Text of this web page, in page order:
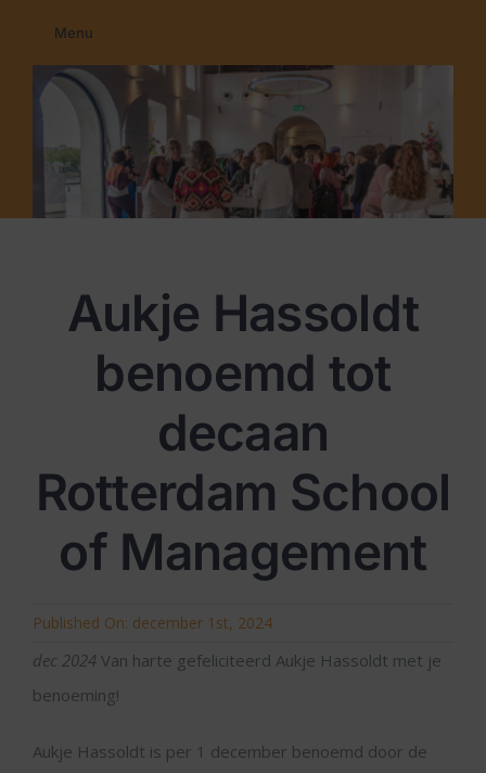
inhoud
Menu
Home
Membership
Programma’s
Aukje Hassoldt
benoemd tot
decaan
Rotterdam School
of Management
Published On: december 1st, 2024
dec 2024Van harte gefeliciteerd Aukje Hassoldt met je
benoeming!
Aukje Hassoldt is per 1 december benoemd door de